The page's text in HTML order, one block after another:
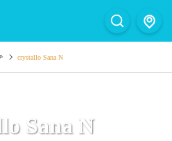
crystallo Sana N
Sana N